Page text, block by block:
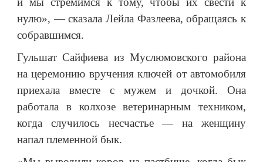
нулю», — сказала Лейла Фазлеева, обращаясь к
собравшимся.
Гульшат Сайфиева из Муслюмовского района
на церемонию вручения ключей от автомобиля
приехала вместе с мужем и дочкой. Она
работала в колхозе ветеринарным техником,
когда случилось несчастье — на женщину
напал племенной бык.